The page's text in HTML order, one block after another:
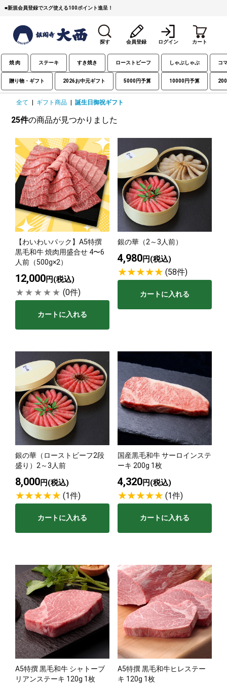
■新規会員登録でスグ使える100ポイント進呈！
探す
すき焼き 焼 肉 ステーキ
しゃぶしゃぶ コマ切れミンチ ローストビーフ
焼豚など（豚肉の加工
品）
牛丼など（牛肉の加工
品）
カレー・コロッケ・ハン
バーグ
タレ類 村沢牛 京丹波平井牛
サステナブル・和牛
（熟）
千代幻豚
会員登録 ログイン カート
焼 肉 ステーキ すき焼き ローストビーフ しゃぶしゃぶ コ
贈り物・ギフト 2026お中元ギフト 5000円予算 10000円予算
全て | ギフト商品 | 誕生日御祝ギフト
25件の商品が見つかりました
【わいわいパック】A5特撰
黒毛和牛 焼肉用盛合せ 4〜6
人前（500g×2）
12,000円(税込)
(0件)
カートに入れる
銀の華（2～3人前）
4,980円(税込)
(58件)
カートに入れる
銀の華（ローストビーフ2段
盛り）2～3人前
8,000円(税込)
(1件)
カートに入れる
国産黒毛和牛 サーロインステ
ーキ 200g 1枚
4,320円(税込)
(1件)
カートに入れる
A5特撰 黒毛和牛 シャトーブ
リアンステーキ 120g 1枚
A5特撰 黒毛和牛ヒレステー
キ 120g 1枚